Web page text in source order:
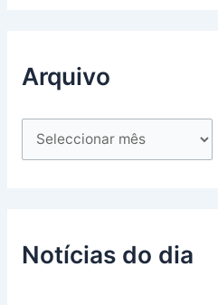
Arquivo
Notícias do dia